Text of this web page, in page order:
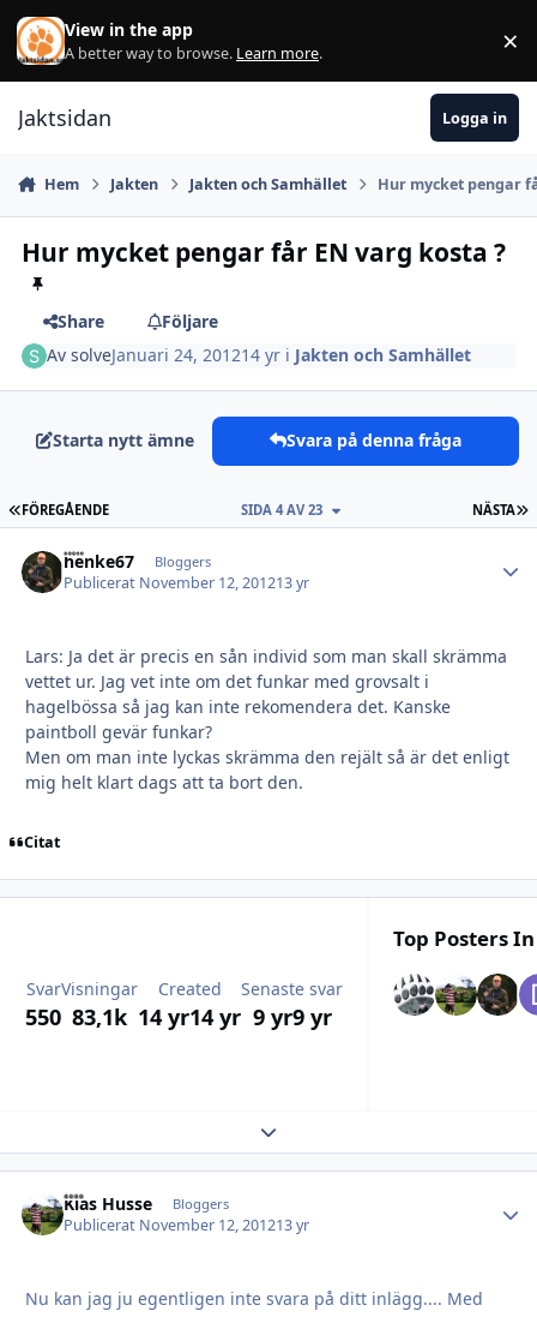
Hoppa till innehåll
View in the app
A better way to browse. Learn more. ×
Jaktsidan Logga in
Hem Jakten Jakten och Samhället Hur mycket pengar
Hur mycket pengar får EN varg kosta ?
Share
Följare
AvsolveJanuari 24, 201214 yr i Jakten och Samhället
Starta nytt ämne Svara på denna fråga
FÖRSTA SIDAN
FÖREGÅENDE NÄSTA
SIDA 4 AV 23
henke67 Bloggers
Publicerat November 12, 201213 yr
Lars: Ja det är precis en sån individ som man skall skrämma
vettet ur. Jag vet inte om det funkar med grovsalt i
hagelbössa så jag kan inte rekomendera det. Kanske
paintboll gevär funkar?
Men om man inte lyckas skrämma den rejält så är det enligt
mig helt klart dags att ta bort den.
Citat
Svar
550
Visningar
83,1k
Created
14 yr14 yr
Senaste svar
9 yr9 yr
Top Posters
Expand topic overview
Kias Husse Bloggers
Publicerat November 12, 201213 yr
Nu kan jag ju egentligen inte svara på ditt inlägg.... Med